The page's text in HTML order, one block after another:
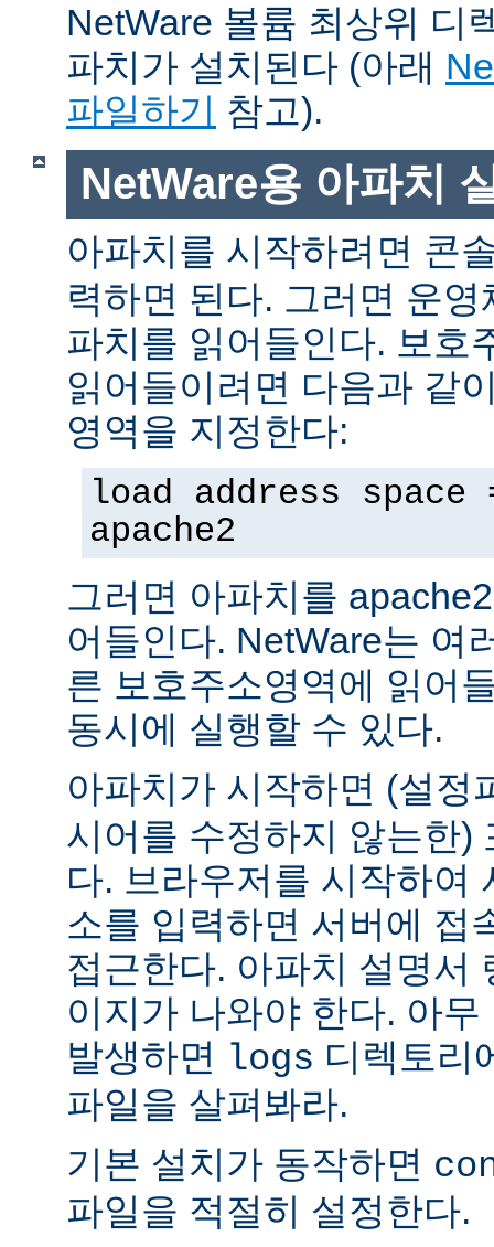
NetWare 볼륨 최상위 디
파치가 설치된다 (아래
파일하기
참고).
NetWare용 아파치
아파치를 시작하려면 콘
력하면 된다. 그러면 운
파치를 읽어들인다. 보호
읽어들이려면 다음과 같
영역을 지정한다:
load address space
apache2
그러면 아파치를
어들인다. NetWare는 여
른 보호주소영역에 읽어
동시에 실행할 수 있다.
아파치가 시작하면 (설정
시어를 수정하지 않는한)
다. 브라우저를 시작하여
소를 입력하면 서버에 접
접근한다. 아파치 설명서
이지가 나와야 한다. 아
발생하면 logs 디렉토리
파일을 살펴봐라.
기본 설치가 동작하면
파일을 적절히 설정한다.